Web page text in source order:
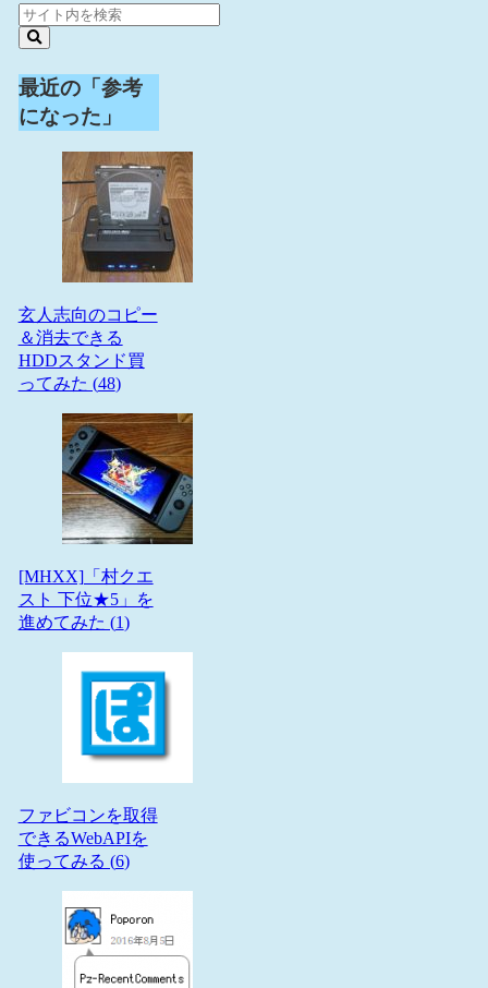
最近の「参考
になった」
玄人志向のコピー
＆消去できる
HDDスタンド買
ってみた (48)
[MHXX]「村クエ
スト 下位★5」を
進めてみた (1)
ファビコンを取得
できるWebAPIを
使ってみる (6)